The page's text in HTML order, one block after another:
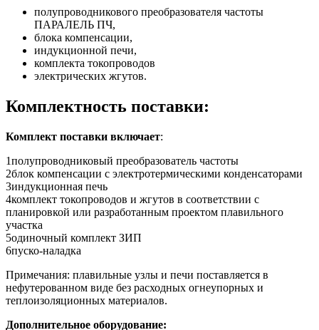
полупроводникового преобразователя частоты
ПАРАЛЕЛЬ ПЧ,
блока компенсации,
индукционной печи,
комплекта токопроводов
электрических жгутов.
Комплектность поставки:
Комплект поставки включает:
1полупроводниковый преобразователь частоты
2блок компенсации с электротермическими конденсаторами
3индукционная печь
4комплект токопроводов и жгутов в соответствии с
планировкой или разработанным проектом плавильного
участка
5одиночный комплект ЗИП
6пуско-наладка
Примечания: плавильные узлы и печи поставляется в
нефутерованном виде без расходных огнеупорных и
теплоизоляционных материалов.
Дополнительное оборудование: